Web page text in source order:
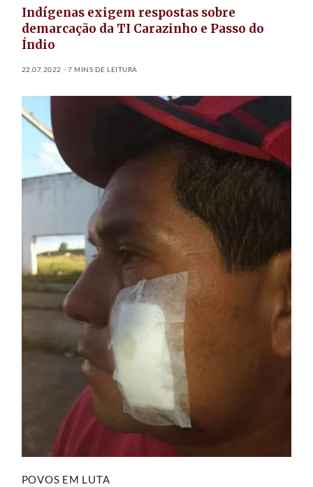
Indígenas exigem respostas sobre
demarcação da TI Carazinho e Passo do
Índio
22.07.2022 7 MINS DE LEITURA
POVOS EM LUTA